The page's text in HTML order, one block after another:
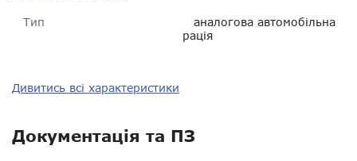
Тип
аналогова автомобільна
рація
Потужність 25 Вт
Дивитись всі характеристики
Документація та ПЗ